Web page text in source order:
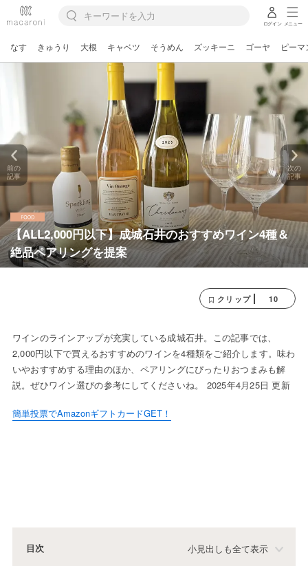
ログイン メニュー
なす きゅうり 大根 キャベツ そうめん ズッキーニ ゴーヤ ピーマ
【ALL2,000円以下】成城石井のおすすめワイン4種＆
絶品ペアリングを提案
前の
記事
次の
記事
クリップ 10
ワインのラインアップが充実している成城石井。この記事では、
2,000円以下で買えるおすすめのワインを4種類をご紹介します。味わ
いやおすすめする理由のほか、ペアリングにぴったりおつまみも解
説。ぜひワイン選びの参考にしてくださいね。 2025年4月25日 更新
簡単投票でAmazonギフトカードGET！
目次 小見出しも全て表示